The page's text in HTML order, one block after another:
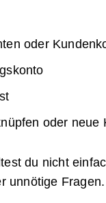
oder
oder
du nicht
unnötige Fragen.